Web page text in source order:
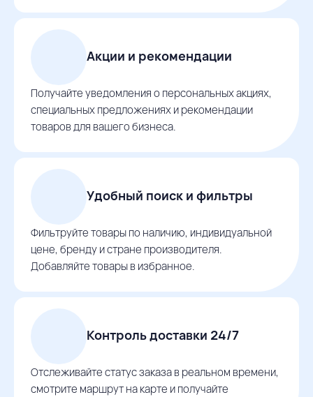
Акции и рекомендации
Получайте уведомления о персональных акциях,
специальных предложениях и рекомендации
товаров для вашего бизнеса.
Удобный поиск и фильтры
Фильтруйте товары по наличию, индивидуальной
цене, бренду и стране производителя.
Добавляйте товары в избранное.
Контроль доставки 24/7
Отслеживайте статус заказа в реальном времени,
смотрите маршрут на карте и получайте